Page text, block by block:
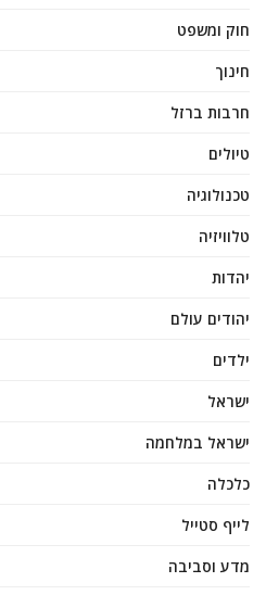
חוק ומשפט
חינוך
חרבות ברזל
טיולים
טכנולוגיה
טלוויזיה
יהדות
יהודים עולם
ילדים
ישראל
ישראל במלחמה
כלכלה
לייף סטייל
מדע וסביבה